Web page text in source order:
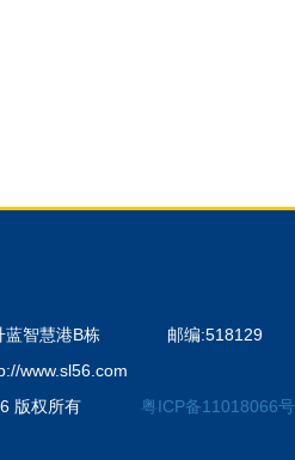
智慧港B栋
邮编:518129
www.sl56.com
版权所有
粤ICP备11018066号